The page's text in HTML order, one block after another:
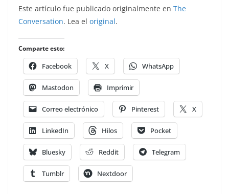
Este artículo fue publicado originalmente en The
Conversation. Lea el original.
Comparte esto:
Facebook X WhatsApp
Mastodon Imprimir
Correo electrónico Pinterest X
LinkedIn Hilos Pocket
Bluesky Reddit Telegram
Tumblr Nextdoor